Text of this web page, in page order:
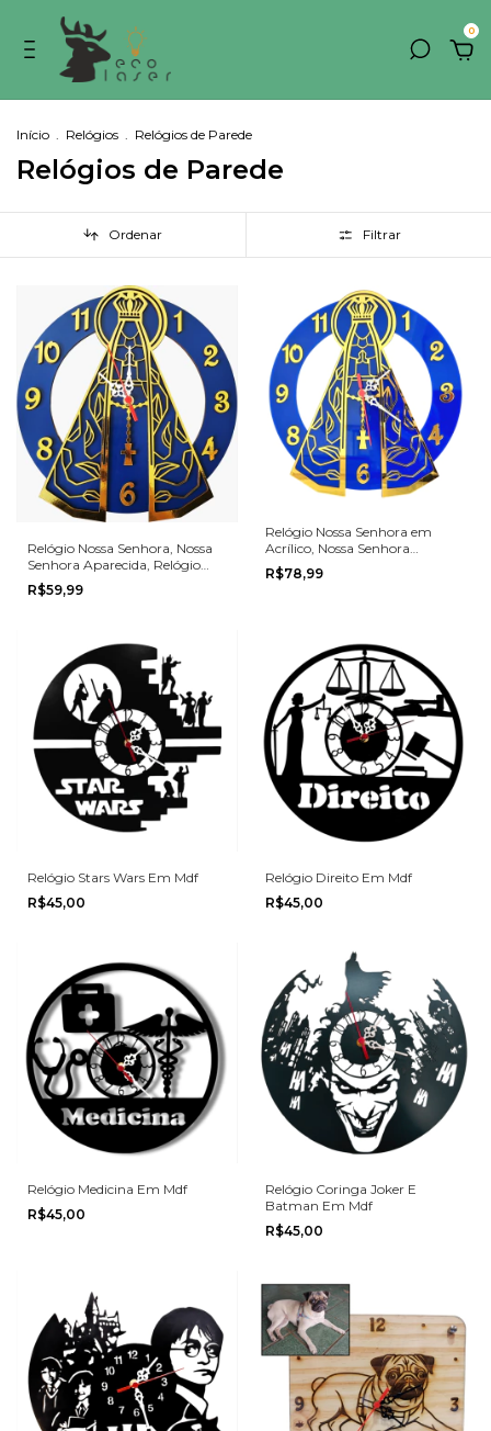
0
Início . Relógios . Relógios de Parede
Relógios de Parede
Ordenar Filtrar
Relógio Nossa Senhora, Nossa
Senhora Aparecida, Relógio
MDF
R$59,99
Relógio Nossa Senhora em
Acrílico, Nossa Senhora
Aparecida
R$78,99
Relógio Stars Wars Em Mdf
R$45,00
Relógio Direito Em Mdf
R$45,00
Relógio Medicina Em Mdf
R$45,00
Relógio Coringa Joker E
Batman Em Mdf
R$45,00